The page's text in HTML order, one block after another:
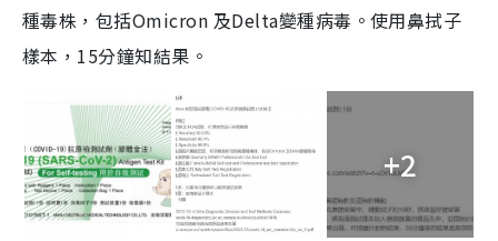
種毒株，包括Omicron 及Delta變種病毒。使用鼻拭子
樣本，15分鐘知結果。
+2